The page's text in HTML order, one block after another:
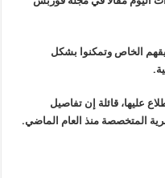
الخاص وتمكنوا بشكل
عليها، قائلة إن تفاصيل
المتخصصة منذ العام الماضي.